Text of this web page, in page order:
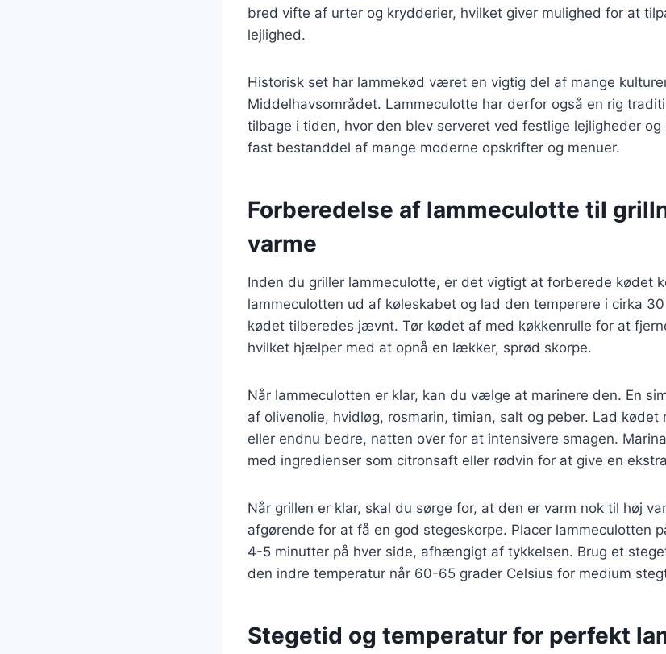
bred vifte af urter og krydderier, hvilket giver mulighed for at
lejlighed.
Historisk set har lammekød været en vigtig del af mange
Middelhavsområdet. Lammeculotte har derfor også en rig
tilbage i tiden, hvor den blev serveret ved festlige lejligheder og
fast bestanddel af mange moderne opskrifter og menuer.
Forberedelse af lammeculotte til
varme
Inden du griller lammeculotte, er det vigtigt at forberede kødet
lammeculotten ud af køleskabet og lad den temperere i cirka
kødet tilberedes jævnt. Tør kødet af med køkkenrulle for at
hvilket hjælper med at opnå en lækker, sprød skorpe.
Når lammeculotten er klar, kan du vælge at marinere den. En
af olivenolie, hvidløg, rosmarin, timian, salt og peber. Lad kødet
eller endnu bedre, natten over for at intensivere smagen.
med ingredienser som citronsaft eller rødvin for at give en
Når grillen er klar, skal du sørge for, at den er varm nok til høj
afgørende for at få en god stegeskorpe. Placer lammeculotten
4-5 minutter på hver side, afhængigt af tykkelsen. Brug et
den indre temperatur når 60-65 grader Celsius for medium
Stegetid og temperatur for perfekt